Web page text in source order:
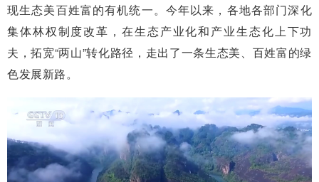
现生态美百姓富的有机统一。今年以来，各地各部门深化
集体林权制度改革，在生态产业化和产业生态化上下功
夫，拓宽“两山”转化路径，走出了一条生态美、百姓富的绿
色发展新路。